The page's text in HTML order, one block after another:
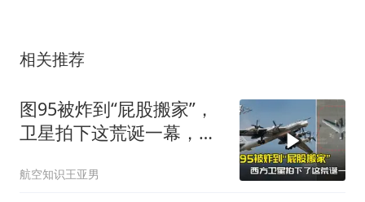
相关推荐
图95被炸到“屁股搬家”，
卫星拍下这荒诞一幕，普
航空知识王亚男